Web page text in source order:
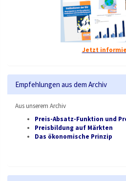
Jetzt
Empfehlungen aus dem Archiv
Aus unserem Archiv
Preis-Absatz-Funktion und
Preisbildung auf Märkten
Das ökonomische Prinzip